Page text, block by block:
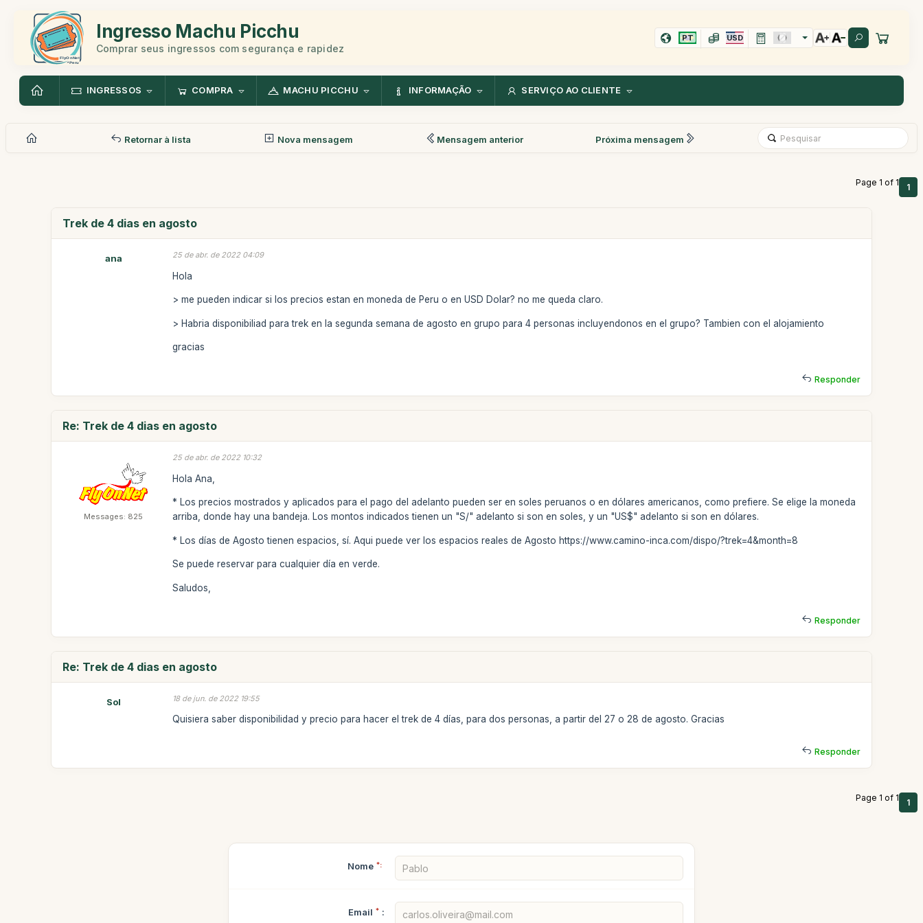
Ingresso Machu Picchu
Comprar seus ingressos com segurança e rapidez
PT USD
INGRESSOS COMPRA MACHU PICCHU INFORMAÇÃO SERVIÇO AO CLIENTE
Retornar à lista Nova mensagem Mensagem anterior Próxima mensagem
Page 1 of 1 1
Trek de 4 dias en agosto
ana 25 de abr. de 2022 04:09
Hola
> me pueden indicar si los precios estan en moneda de Peru o en USD Dolar? no me queda claro.
> Habria disponibiliad para trek en la segunda semana de agosto en grupo para 4 personas incluyendonos en el grupo? Tambien con el alojamiento
gracias
Responder
Re: Trek de 4 dias en agosto
Messages: 825
25 de abr. de 2022 10:32
Hola Ana,
* Los precios mostrados y aplicados para el pago del adelanto pueden ser en soles peruanos o en dólares americanos, como prefiere. Se elige la moneda
arriba, donde hay una bandeja. Los montos indicados tienen un "S/" adelanto si son en soles, y un "US$" adelanto si son en dólares.
* Los días de Agosto tienen espacios, sí. Aqui puede ver los espacios reales de Agosto https://www.camino-inca.com/dispo/?trek=4&month=8
Se puede reservar para cualquier día en verde.
Saludos,
Responder
Re: Trek de 4 dias en agosto
Sol 18 de jun. de 2022 19:55
Quisiera saber disponibilidad y precio para hacer el trek de 4 días, para dos personas, a partir del 27 o 28 de agosto. Gracias
Responder
Page 1 of 1 1
Nome *:
Email * :